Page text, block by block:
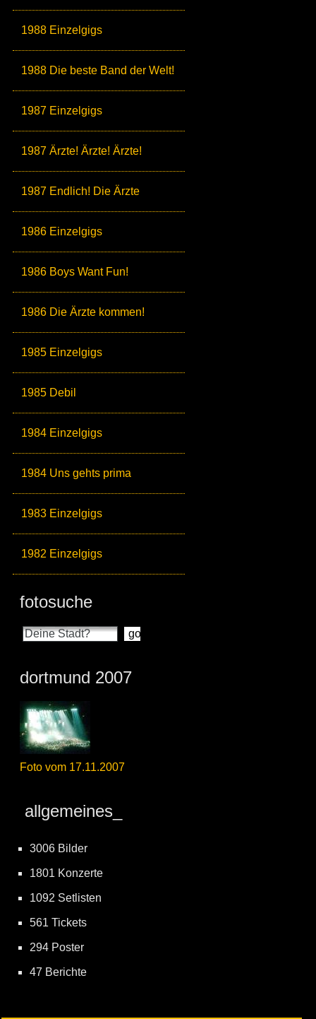
1988 Einzelgigs
1988 Die beste Band der Welt!
1987 Einzelgigs
1987 Ärzte! Ärzte! Ärzte!
1987 Endlich! Die Ärzte
1986 Einzelgigs
1986 Boys Want Fun!
1986 Die Ärzte kommen!
1985 Einzelgigs
1985 Debil
1984 Einzelgigs
1984 Uns gehts prima
1983 Einzelgigs
1982 Einzelgigs
fotosuche
dortmund 2007
Foto vom 17.11.2007
allgemeines_
3006 Bilder
1801 Konzerte
1092 Setlisten
561 Tickets
294 Poster
47 Berichte